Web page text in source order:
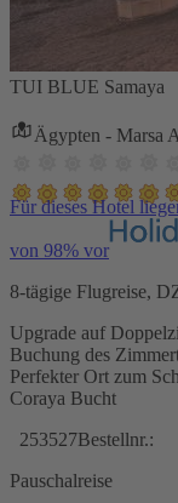
TUI BLUE Samaya
Ägypten - Marsa
Für dieses Hotel
von 98% vor
8-tägige Flugreise,
Upgrade auf
Buchung des
Perfekter Ort zum
Coraya Bucht
253527Bestellnr.:
Pauschalreise